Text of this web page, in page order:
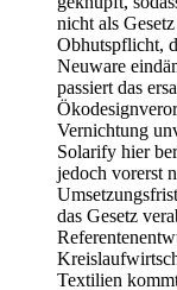
nicht als
Obhutspflicht,
Neuware
passiert das
Vernichtung
Solarify hier
jedoch vorerst
das Gesetz
Textilien